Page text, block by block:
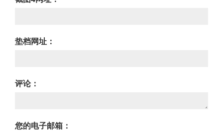
垫档网址：
评论：
您的电子邮箱：